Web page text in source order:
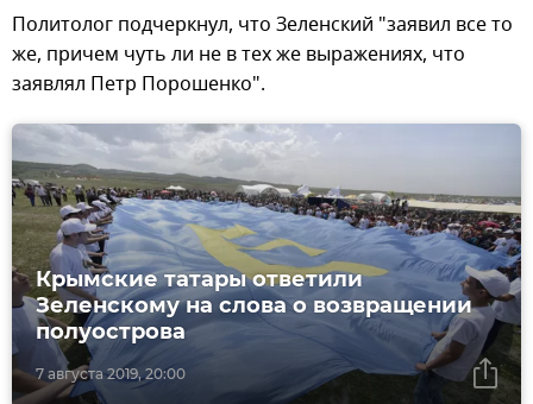
Политолог подчеркнул, что Зеленский "заявил все то
же, причем чуть ли не в тех же выражениях, что
заявлял Петр Порошенко".
7 августа 2019, 20:00
Крымские татары ответили
Зеленскому на слова о возвращении
полуострова